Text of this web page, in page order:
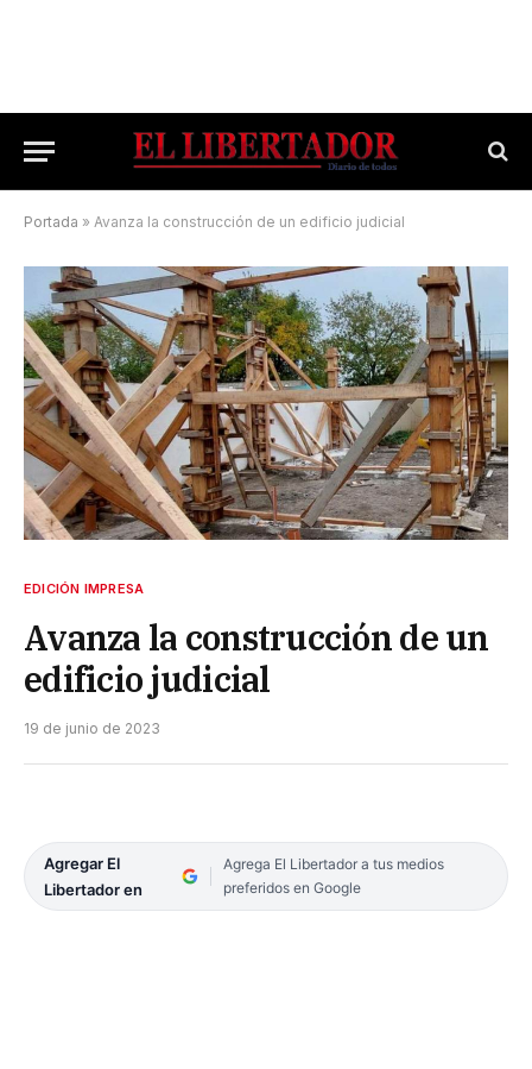
Portada » Avanza la construcción de un edificio judicial
EDICIÓN IMPRESA
Avanza la construcción de un
edificio judicial
19 de junio de 2023
Agregar El
Libertador en
Agrega El Libertador a tus medios
preferidos en Google